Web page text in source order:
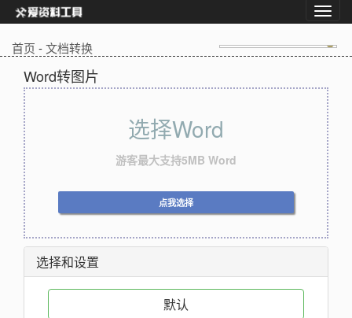
首页 -文档转换
Word转图片
选择Word
游客最大支持5MB Word
点我选择
选择和设置
默认